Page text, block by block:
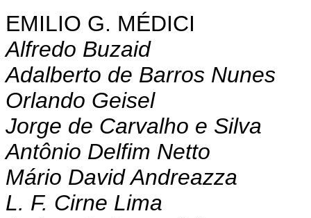
EMILIO G. MÉDICI
Alfredo Buzaid
Adalberto de Barros Nunes
Orlando Geisel
Jorge de Carvalho e Silva
Antônio Delfim Netto
Mário David Andreazza
L. F. Cirne Lima